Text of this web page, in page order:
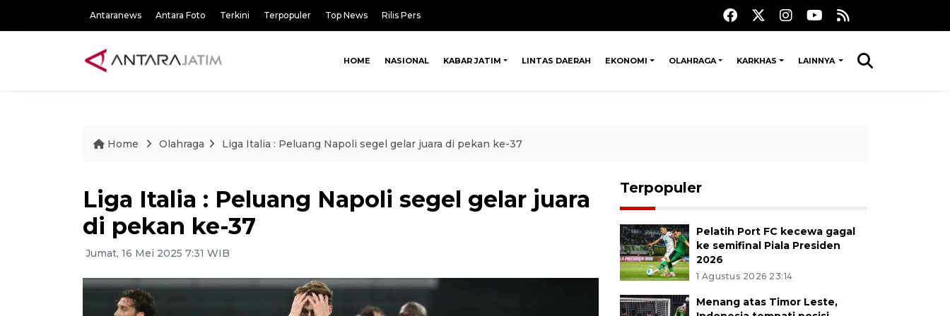
Antaranews Antara Foto Terkini Terpopuler Top News Rilis Pers
HOME NASIONAL KABAR JATIM LINTAS DAERAH EKONOMI OLAHRAGA KARKHAS LAINNYA
Home Olahraga Liga Italia : Peluang Napoli segel gelar juara di pekan ke-37
Liga Italia : Peluang Napoli segel gelar juara
di pekan ke-37
Jumat, 16 Mei 2025 7:31 WIB
Terpopuler
Pelatih Port FC kecewa gagal
ke semifinal Piala Presiden
2026
1 Agustus 2026 23:14
Menang atas Timor Leste,